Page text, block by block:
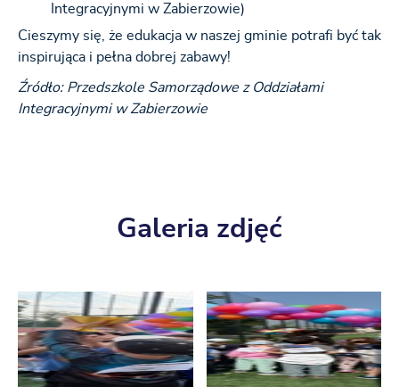
Integracyjnymi w Zabierzowie)
Cieszymy się, że edukacja w naszej gminie potrafi być tak
inspirująca i pełna dobrej zabawy!
Źródło: Przedszkole Samorządowe z Oddziałami
Integracyjnymi w Zabierzowie
Galeria zdjęć